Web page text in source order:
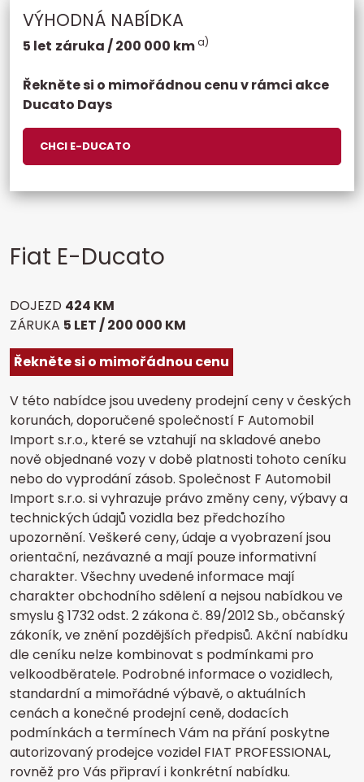
VÝHODNÁ NABÍDKA
5 let záruka / 200 000 kma)
Řekněte si o mimořádnou cenu v rámci akce
Ducato Days
CHCI E-DUCATO
Fiat E-Ducato
DOJEZD 424 KM
ZÁRUKA 5 LET / 200 000 KM
Řekněte si o mimořádnou cenu
V této nabídce jsou uvedeny prodejní ceny v českých
korunách, doporučené společností F Automobil
Import s.r.o., které se vztahují na skladové anebo
nově objednané vozy v době platnosti tohoto ceníku
nebo do vyprodání zásob. Společnost F Automobil
Import s.r.o. si vyhrazuje právo změny ceny, výbavy a
technických údajů vozidla bez předchozího
upozornění. Veškeré ceny, údaje a vyobrazení jsou
orientační, nezávazné a mají pouze informativní
charakter. Všechny uvedené informace mají
charakter obchodního sdělení a nejsou nabídkou ve
smyslu § 1732 odst. 2 zákona č. 89/2012 Sb., občanský
zákoník, ve znění pozdějších předpisů. Akční nabídku
dle ceníku nelze kombinovat s podmínkami pro
velkoodběratele. Podrobné informace o vozidlech,
standardní a mimořádné výbavě, o aktuálních
cenách a konečné prodejní ceně, dodacích
podmínkách a termínech Vám na přání poskytne
autorizovaný prodejce vozidel FIAT PROFESSIONAL,
rovněž pro Vás připraví i konkrétní nabídku.